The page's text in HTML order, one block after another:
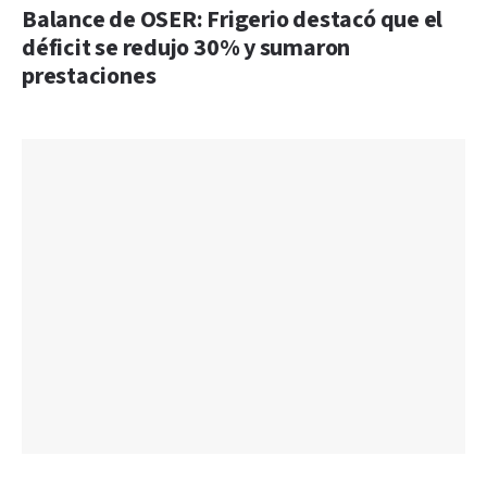
Balance de OSER: Frigerio destacó que el
déficit se redujo 30% y sumaron
prestaciones